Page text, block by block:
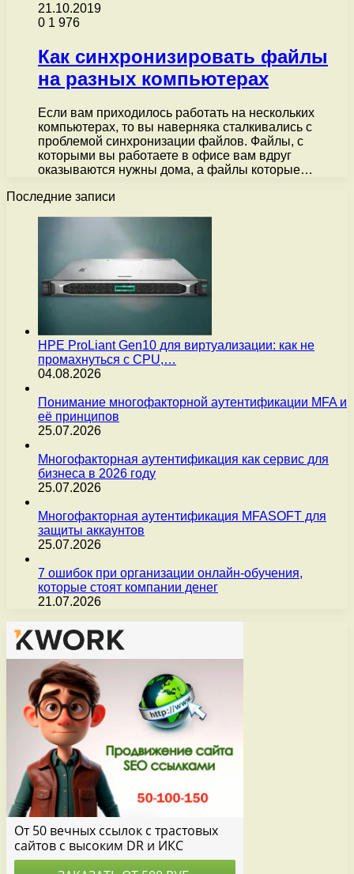
21.10.2019
0 1 976
Как синхронизировать файлы
на разных компьютерах
Если вам приходилось работать на нескольких
компьютерах, то вы наверняка сталкивались с
проблемой синхронизации файлов. Файлы, с
которыми вы работаете в офисе вам вдруг
оказываются нужны дома, а файлы которые…
Последние записи
HPE ProLiant Gen10 для виртуализации: как не
промахнуться с CPU,…
04.08.2026
Понимание многофакторной аутентификации MFA и
её принципов
25.07.2026
Многофакторная аутентификация как сервис для
бизнеса в 2026 году
25.07.2026
Многофакторная аутентификация MFASOFT для
защиты аккаунтов
25.07.2026
7 ошибок при организации онлайн-обучения,
которые стоят компании денег
21.07.2026